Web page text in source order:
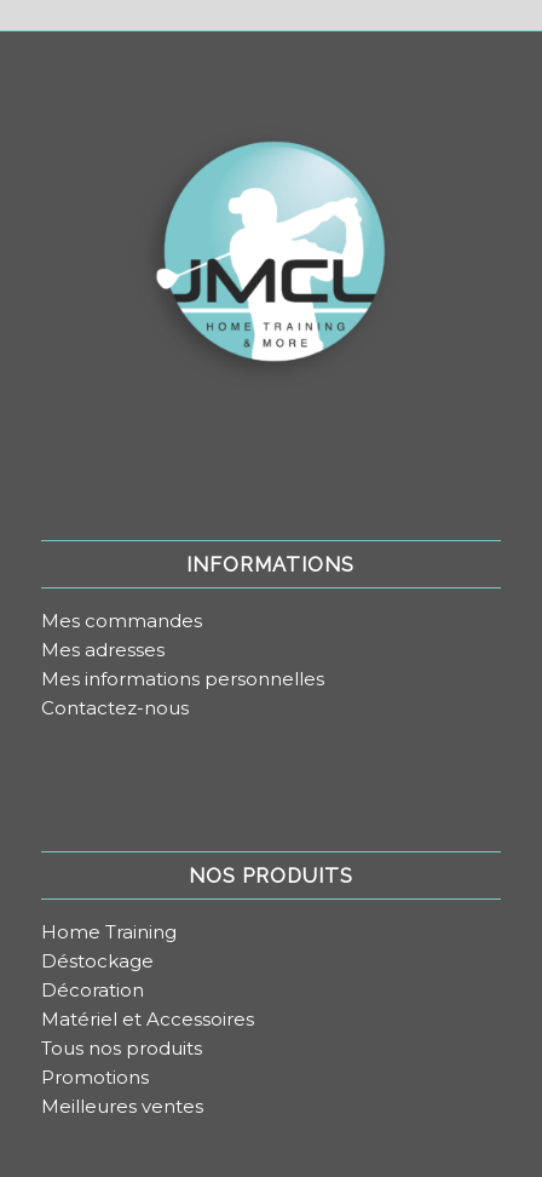
INFORMATIONS
Mes commandes
Mes adresses
Mes informations personnelles
Contactez-nous
NOS PRODUITS
Home Training
Déstockage
Décoration
Matériel et Accessoires
Tous nos produits
Promotions
Meilleures ventes